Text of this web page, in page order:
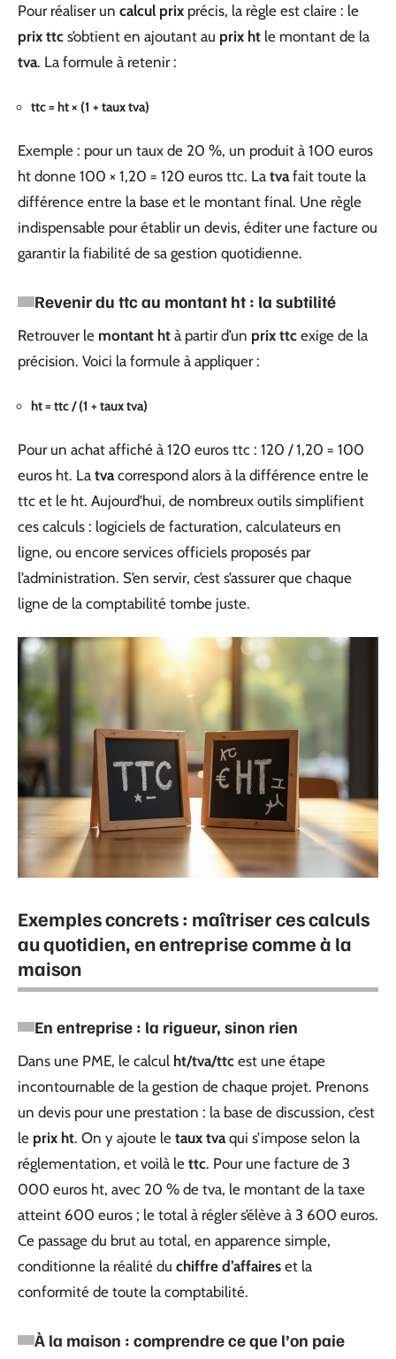
Pour réaliser un calcul prix précis, la règle est claire : le
prix ttc s’obtient en ajoutant au prix ht le montant de la
tva. La formule à retenir :
ttc = ht × (1 + taux tva)
Exemple : pour un taux de 20 %, un produit à 100 euros
ht donne 100 × 1,20 = 120 euros ttc. La tvafait toute la
différence entre la base et le montant final. Une règle
indispensable pour établir un devis, éditer une facture ou
garantir la fiabilité de sa gestion quotidienne.
Revenir du ttc au montant ht : la subtilité
Retrouver le montant ht à partir d’un prix ttc exige de la
précision. Voici la formule à appliquer :
ht = ttc / (1 + taux tva)
Pour un achat affiché à 120 euros ttc : 120 / 1,20 = 100
euros ht. La tvacorrespond alors à la différence entre le
ttc et le ht. Aujourd’hui, de nombreux outils simplifient
ces calculs : logiciels de facturation, calculateurs en
ligne, ou encore services officiels proposés par
l’administration. S’en servir, c’est s’assurer que chaque
ligne de la comptabilité tombe juste.
Exemples concrets : maîtriser ces calculs
au quotidien, en entreprise comme à la
maison
En entreprise : la rigueur, sinon rien
Dans une PME, le calcul ht/tva/ttc est une étape
incontournable de la gestion de chaque projet. Prenons
un devis pour une prestation : la base de discussion, c’est
le prix ht. On y ajoute le taux tvaqui s’impose selon la
réglementation, et voilà le ttc. Pour une facture de 3
000 euros ht, avec 20 % de tva, le montant de la taxe
atteint 600 euros ; le total à régler s’élève à 3 600 euros.
Ce passage du brut au total, en apparence simple,
conditionne la réalité du chiffre d’affaires et la
conformité de toute la comptabilité.
À la maison : comprendre ce que l’on paie